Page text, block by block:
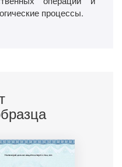
процессы.